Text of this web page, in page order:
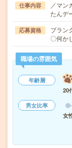
仕事内容
／マン
たんデ
応募資格
ブラン
〇何か
職場の雰囲気
年齢層
20
男女比率
女